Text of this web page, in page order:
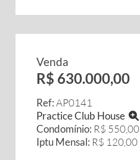
Venda
R$ 630.000,00
Ref:AP0141
Practice Club House
Condomínio: R$ 550,00
Iptu Mensal: R$ 120,00